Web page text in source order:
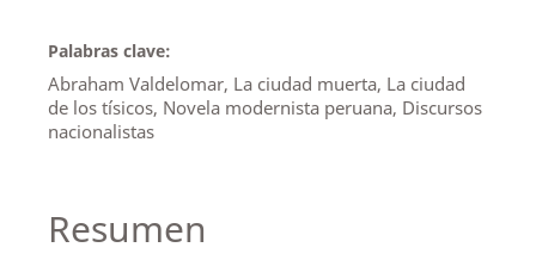
Palabras clave:
Abraham Valdelomar, La ciudad muerta, La ciudad
de los tísicos, Novela modernista peruana, Discursos
nacionalistas
Resumen